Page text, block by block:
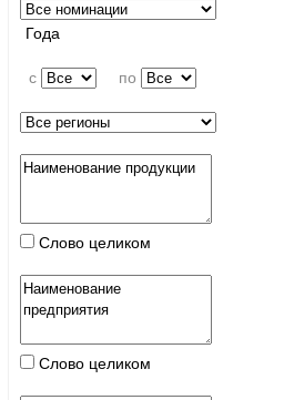
Года
c по
Слово целиком
Слово целиком